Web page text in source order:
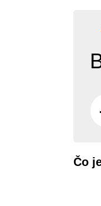
Čo